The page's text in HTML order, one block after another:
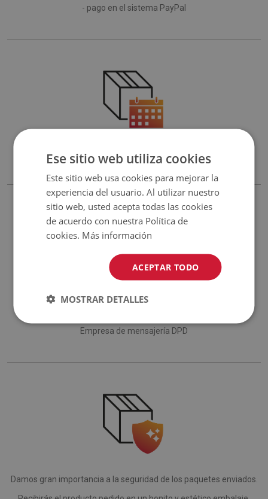
- pago en el sistema PayPal
El plazo de entrega del producto suele ser de 4 a 7 días hábiles.
Empresa de mensajería DPD
Damos gran importancia a la seguridad de los paquetes enviados.
Ese sitio web utiliza cookies
Este sitio web usa cookies para mejorar la
experiencia del usuario. Al utilizar nuestro
sitio web, usted acepta todas las cookies
de acuerdo con nuestra Política de
cookies. Más información
ACEPTAR TODO
MOSTRAR DETALLES